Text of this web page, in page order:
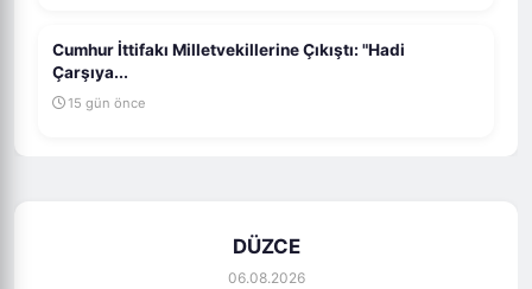
Cumhur İttifakı Milletvekillerine Çıkıştı: "Hadi
Çarşıya...
15 gün önce
DÜZCE
06.08.2026